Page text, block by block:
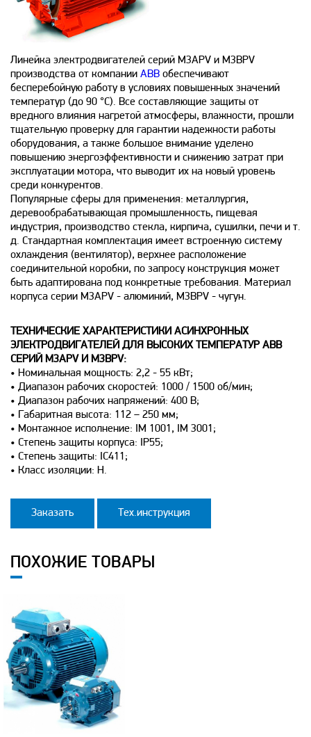
Линейка электродвигателей серий M3APV и M3BPV
производства от компании ABB обеспечивают
бесперебойную работу в условиях повышенных значений
температур (до 90 °C). Все составляющие защиты от
вредного влияния нагретой атмосферы, влажности, прошли
тщательную проверку для гарантии надежности работы
оборудования, а также большое внимание уделено
повышению энергоэффективности и снижению затрат при
эксплуатации мотора, что выводит их на новый уровень
среди конкурентов.
Популярные сферы для применения: металлургия,
деревообрабатывающая промышленность, пищевая
индустрия, производство стекла, кирпича, сушилки, печи и т.
д. Стандартная комплектация имеет встроенную систему
охлаждения (вентилятор), верхнее расположение
соединительной коробки, по запросу конструкция может
быть адаптирована под конкретные требования. Материал
корпуса серии M3APV - алюминий, M3BPV - чугун.
ТЕХНИЧЕСКИЕ ХАРАКТЕРИСТИКИ АСИНХРОННЫХ
ЭЛЕКТРОДВИГАТЕЛЕЙ ДЛЯ ВЫСОКИХ ТЕМПЕРАТУР ABB
СЕРИЙ M3APV И M3BPV:
• Номинальная мощность: 2,2 - 55 кВт;
• Диапазон рабочих скоростей: 1000 / 1500 об/мин;
• Диапазон рабочих напряжений: 400 В;
• Габаритная высота: 112 – 250 мм;
• Монтажное исполнение: IM 1001, IM 3001;
• Степень защиты корпуса: IP55;
• Степень защиты: IC411;
• Класс изоляции: H.
Заказать Тех.инструкция
ПОХОЖИЕ ТОВАРЫ